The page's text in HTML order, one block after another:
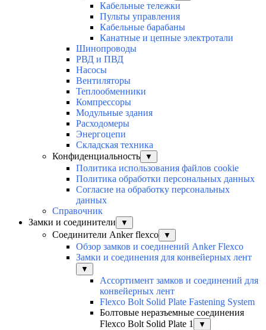
Кабельные тележки
Пульты управления
Кабельные барабаны
Канатные и цепные электротали
Шинопроводы
РВД и ПВД
Насосы
Вентиляторы
Теплообменники
Компрессоры
Модульные здания
Расходомеры
Энергоцепи
Складская техника
Конфиденциальность
▼
Политика использования файлов cookie
Политика обработки персональных данных
Согласие на обработку персональных
данных
Справочник
Замки и соединители
▼
Соединители Anker flexco ▼
Обзор замков и соединений Anker Flexco
Замки и соединения для конвейерных лент
▼
Ассортимент замков и соединений для
конвейерных лент
Flexco Bolt Solid Plate Fastening System
Болтовые неразъемные соединения
Flexco Bolt Solid Plate 1
▼